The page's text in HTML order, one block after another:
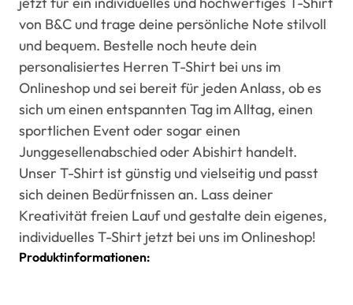
von B&C und trage deine persönliche Note stilvoll
und bequem. Bestelle noch heute dein
personalisiertes Herren T-Shirt bei uns im
Onlineshop und sei bereit für jeden Anlass, ob es
sich um einen entspannten Tag im Alltag, einen
sportlichen Event oder sogar einen
Junggesellenabschied oder Abishirt handelt.
Unser T-Shirt ist günstig und vielseitig und passt
sich deinen Bedürfnissen an. Lass deiner
Kreativität freien Lauf und gestalte dein eigenes,
individuelles T-Shirt jetzt bei uns im Onlineshop!
Produktinformationen: